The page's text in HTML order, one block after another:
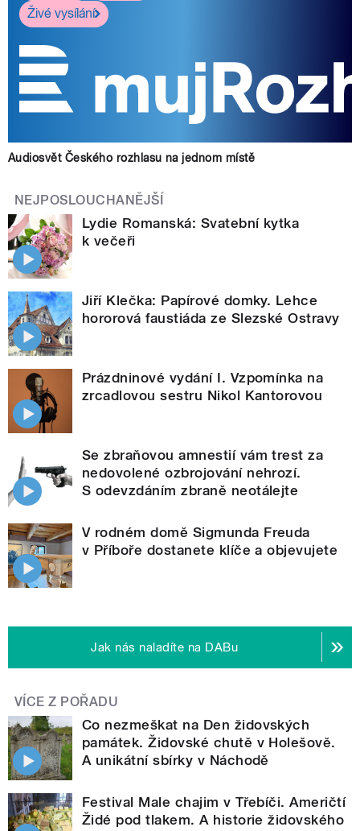
Živé vysílání
Audiosvět Českého rozhlasu na jednom místě
NEJPOSLOUCHANĚJŠÍ
Lydie Romanská: Svatební kytka
k večeři
Jiří Klečka: Papírové domky. Lehce
hororová faustiáda ze Slezské Ostravy
Prázdninové vydání I. Vzpomínka na
zrcadlovou sestru Nikol Kantorovou
Se zbraňovou amnestií vám trest za
nedovolené ozbrojování nehrozí.
S odevzdáním zbraně neotálejte
V rodném domě Sigmunda Freuda
v Příboře dostanete klíče a objevujete
Jak nás naladíte na DABu
VÍCE Z POŘADU
Co nezmeškat na Den židovských
památek. Židovské chutě v Holešově.
A unikátní sbírky v Náchodě
Festival Male chajim v Třebíči. Američtí
Židé pod tlakem. A historie židovského